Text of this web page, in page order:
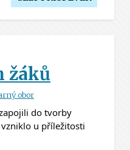
žáků
obor
do tvorby
u příležitosti